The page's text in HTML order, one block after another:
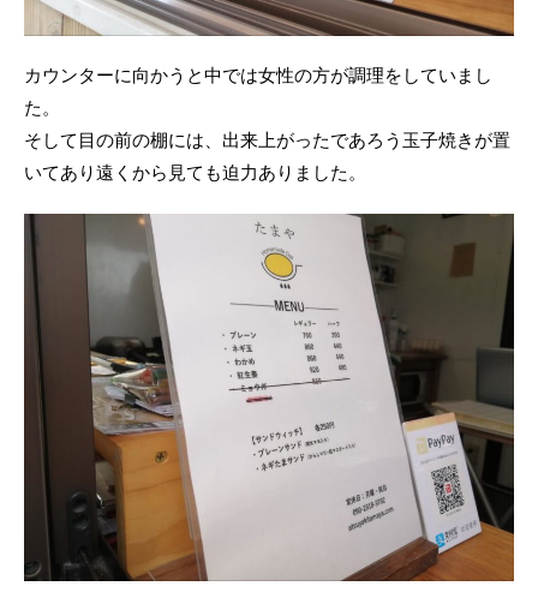
カウンターに向かうと中では女性の方が調理をしていまし
た。
そして目の前の棚には、出来上がったであろう玉子焼きが置
いてあり遠くから見ても迫力ありました。